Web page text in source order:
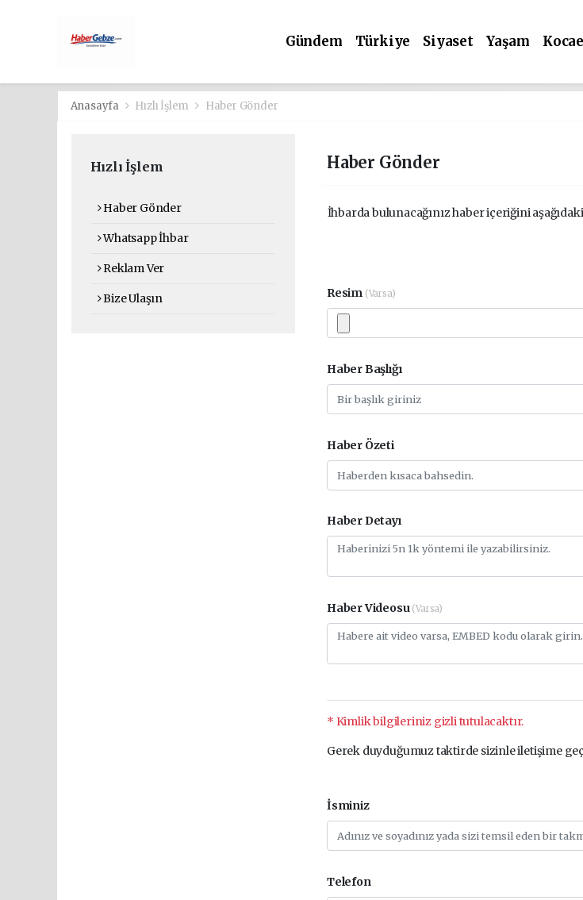
Gündem Türkiye Siyaset Yaşam
Anasayfa Hızlı İşlem Haber Gönder
Hızlı İşlem
Haber Gönder
Whatsapp İhbar
Reklam Ver
Bize Ulaşın
Haber Gönder
İhbarda bulunacağınız haber içeriğini
Resim (Varsa)
Haber Başlığı
Haber Özeti
Haber Detayı
Haber Videosu (Varsa)
* Kimlik bilgileriniz gizli tutulacaktır.
Gerek duyduğumuz taktirde sizinle iletişime
İsminiz
Telefon